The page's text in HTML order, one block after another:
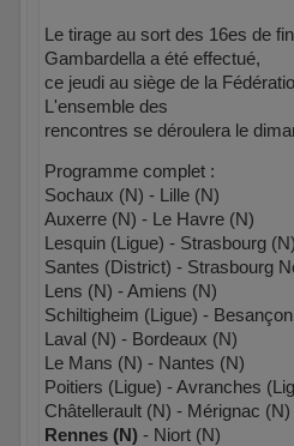
Le tirage au sort des 16es de
Gambardella a été effectué,
ce jeudi au siège de la
L'ensemble des
rencontres se déroulera le
Programme complet :
Sochaux (N) - Lille (N)
Auxerre (N) - Le Havre (N)
Lesquin (Ligue) - Strasbourg (N)
Santes (District) - Strasbourg
Lens (N) - Amiens (N)
Schiltigheim (Ligue) -
Laval (N) - Bordeaux (N)
Le Mans (N) - Nantes (N)
Poitiers (Ligue) - Avranches
Châtellerault (N) - Mérignac (N)
Rennes (N) - Niort (N)